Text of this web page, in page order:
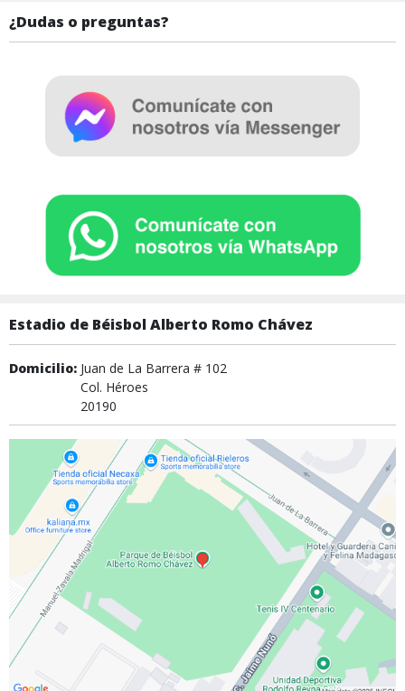
¿Dudas o preguntas?
Estadio de Béisbol Alberto Romo Chávez
Domicilio: Juan de La Barrera # 102
Col. Héroes
20190